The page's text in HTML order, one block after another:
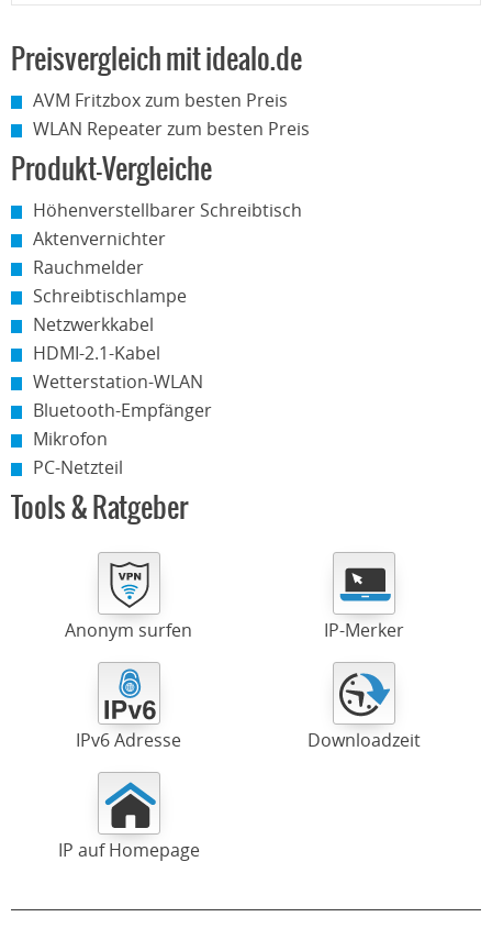
Preisvergleich mit idealo.de
AVM Fritzbox zum besten Preis
WLAN Repeater zum besten Preis
Produkt-Vergleiche
Höhenverstellbarer Schreibtisch
Aktenvernichter
Rauchmelder
Schreibtischlampe
Netzwerkkabel
HDMI-2.1-Kabel
Wetterstation-WLAN
Bluetooth-Empfänger
Mikrofon
PC-Netzteil
Tools & Ratgeber
Anonym surfen IP-Merker
IPv6 Adresse Downloadzeit
IP auf Homepage